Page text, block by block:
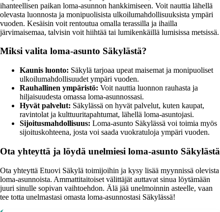
ihanteellisen paikan loma-asunnon hankkimiseen. Voit nauttia lähellä
olevasta luonnosta ja monipuolisista ulkoilumahdollisuuksista ympäri
vuoden. Kesäisin voit rentoutua omalla terassilla ja ihailla
järvimaisemaa, talvisin voit hiihtää tai lumikenkäillä lumisissa metsissä.
Miksi valita loma-asunto Säkylästä?
Kaunis luonto: Säkylä tarjoaa upeat maisemat ja monipuoliset
ulkoilumahdollisuudet ympäri vuoden.
Rauhallinen ympäristö: Voit nauttia luonnon rauhasta ja
hiljaisuudesta omassa loma-asunnossasi.
Hyvät palvelut: Säkylässä on hyvät palvelut, kuten kaupat,
ravintolat ja kulttuuritapahtumat, lähellä loma-asuntojasi.
Sijoitusmahdollisuus: Loma-asunto Säkylässä voi toimia myös
sijoituskohteena, josta voi saada vuokratuloja ympäri vuoden.
Ota yhteyttä ja löydä unelmiesi loma-asunto Säkylästä
Ota yhteyttä Etuovi Säkylä toimijoihin ja kysy lisää myynnissä olevista
loma-asunnoista. Ammattitaitoiset välittäjät auttavat sinua löytämään
juuri sinulle sopivan vaihtoehdon. Älä jää unelmoinnin asteelle, vaan
tee totta unelmastasi omasta loma-asunnostasi Säkylässä!